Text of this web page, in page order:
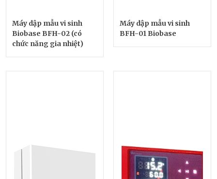
Máy dập mẫu vi sinh
Biobase BFH-02 (có
chức năng gia nhiệt)
Máy dập mẫu vi sinh
BFH-01 Biobase